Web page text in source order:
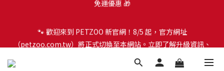
會員權益及常見問題 ＞
會員權益及常見問題 ＞
✨【新朋友見面禮】現在註冊即領 $100 購物金！全館滿 $1,500 享